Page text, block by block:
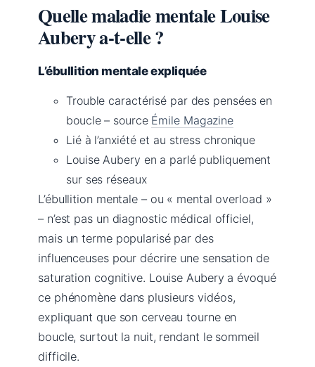
Quelle maladie mentale Louise
Aubery a-t-elle ?
L’ébullition mentale expliquée
Trouble caractérisé par des pensées en
boucle – source Émile Magazine
Lié à l’anxiété et au stress chronique
Louise Aubery en a parlé publiquement
sur ses réseaux
L’ébullition mentale – ou « mental overload »
– n’est pas un diagnostic médical officiel,
mais un terme popularisé par des
influenceuses pour décrire une sensation de
saturation cognitive. Louise Aubery a évoqué
ce phénomène dans plusieurs vidéos,
expliquant que son cerveau tourne en
boucle, surtout la nuit, rendant le sommeil
difficile.